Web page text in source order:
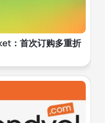
：首次订购多重折